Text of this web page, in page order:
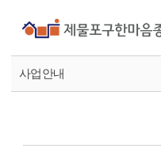
사업안내
기관안내